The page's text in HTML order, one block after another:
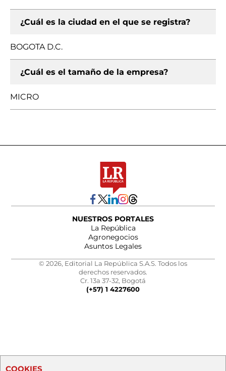
¿Cuál es la ciudad en el que se registra?
BOGOTA D.C.
¿Cuál es el tamaño de la empresa?
MICRO
NUESTROS PORTALES
La República
Agronegocios
Asuntos Legales
© 2026, Editorial La República S.A.S. Todos los
derechos reservados.
Cr. 13a 37-32, Bogotá
(+57) 1 4227600
COOKIES